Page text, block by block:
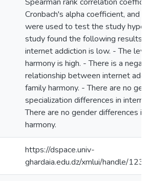
Cronbach's alpha coefficient, and
were used to test the study
study found the following results:
internet addiction is low. - The
harmony is high. - There is a
relationship between internet
family harmony. - There are no
specialization differences in
There are no gender differences in
harmony.
https://dspace.univ-
ghardaia.edu.dz/xmlui/handle/